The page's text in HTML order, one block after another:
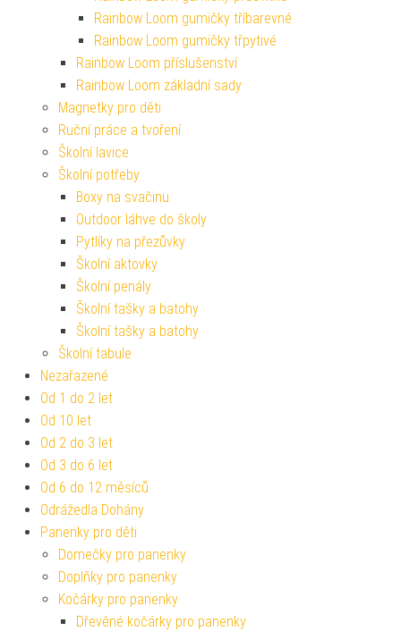
Rainbow Loom gumičky tříbarevné
Rainbow Loom gumičky třpytivé
Rainbow Loom příslušenství
Rainbow Loom základní sady
Magnetky pro děti
Ruční práce a tvoření
Školní lavice
Školní potřeby
Boxy na svačinu
Outdoor láhve do školy
Pytlíky na přezůvky
Školní aktovky
Školní penály
Školní tašky a batohy
Školní tašky a batohy
Školní tabule
Nezařazené
Od 1 do 2 let
Od 10 let
Od 2 do 3 let
Od 3 do 6 let
Od 6 do 12 měsíců
Odrážedla Dohány
Panenky pro děti
Domečky pro panenky
Doplňky pro panenky
Kočárky pro panenky
Dřevěné kočárky pro panenky